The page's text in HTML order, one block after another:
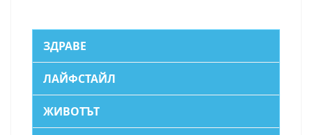
ЗДРАВЕ
ЛАЙФСТАЙЛ
ЖИВОТЪТ